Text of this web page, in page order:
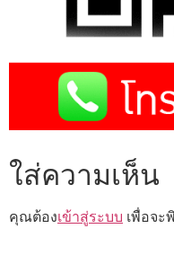
ใส่ความเห็น
คุณต้องเข้าสู่ระบบ เพื่อจ